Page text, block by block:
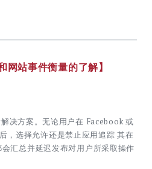
网站事件衡量的了解】
决方案。无论用户在 Facebook 或
，选择允许还是禁止应用追踪 其在
汇总并延迟发布对用户所采取操作